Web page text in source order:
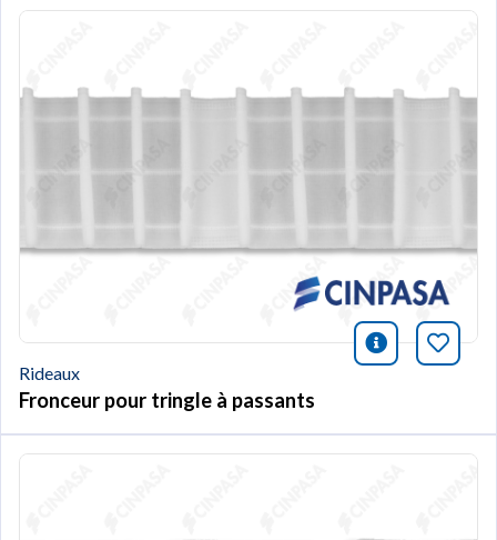
icono
Rideaux
Fronceur pour tringle à passants